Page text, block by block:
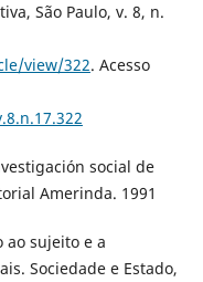
São Paulo, v. 8, n.
view/322. Acesso
social de
Amerinda. 1991
ao sujeito e a
Sociedade e Estado,